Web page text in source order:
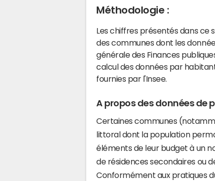
Méthodologie :
Les chiffres présentés dans ce
des communes dont les
générale des Finances
calcul des données par
fournies par l'Insee.
A propos des données de
Certaines communes
littoral dont la population
éléments de leur budget à un
de résidences secondaires ou
Conformément aux pratiques